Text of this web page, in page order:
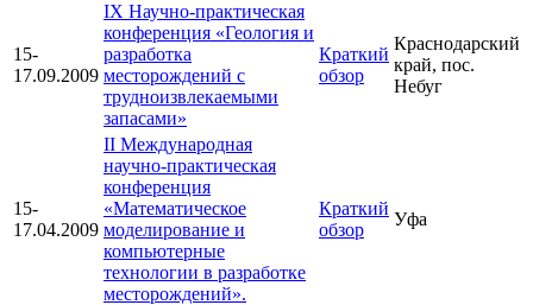
15-
17.09.2009
IX Научно-практическая
конференция «Геология и
разработка
месторождений с
трудноизвлекаемыми
запасами»
Краткий
обзор
Краснодарский
край, пос.
Небуг
15-
17.04.2009
II Международная
научно-практическая
конференция
«Математическое
моделирование и
компьютерные
технологии в разработке
месторождений».
Краткий
обзор
Уфа